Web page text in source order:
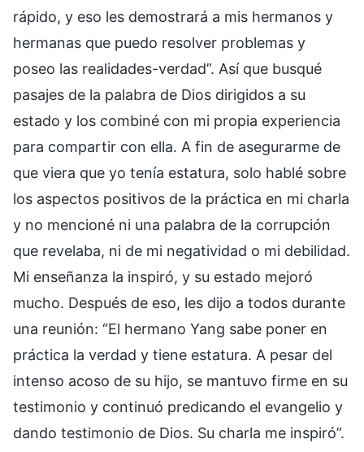
rápido, y eso les demostrará a mis hermanos y
hermanas que puedo resolver problemas y
poseo las realidades-verdad”. Así que busqué
pasajes de la palabra de Dios dirigidos a su
estado y los combiné con mi propia experiencia
para compartir con ella. A fin de asegurarme de
que viera que yo tenía estatura, solo hablé sobre
los aspectos positivos de la práctica en mi charla
y no mencioné ni una palabra de la corrupción
que revelaba, ni de mi negatividad o mi debilidad.
Mi enseñanza la inspiró, y su estado mejoró
mucho. Después de eso, les dijo a todos durante
una reunión: “El hermano Yang sabe poner en
práctica la verdad y tiene estatura. A pesar del
intenso acoso de su hijo, se mantuvo firme en su
testimonio y continuó predicando el evangelio y
dando testimonio de Dios. Su charla me inspiró”.